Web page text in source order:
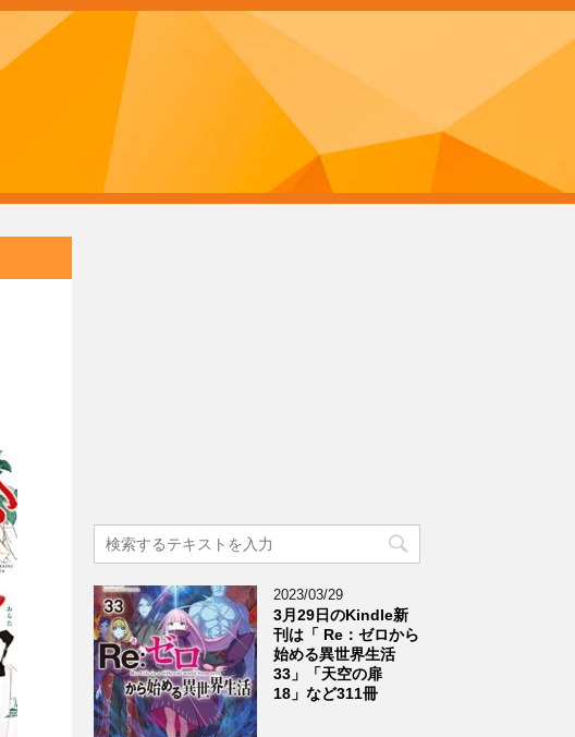
2023/03/29
3月29日のKindle新
刊は「 Re：ゼロから
始める異世界生活
33」「天空の扉
18」など311冊